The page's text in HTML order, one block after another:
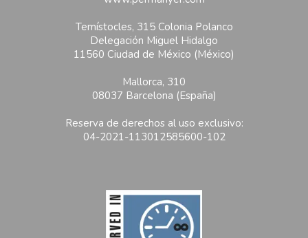
Temístocles, 315 Colonia Polanco
Delegación Miguel Hidalgo
11560 Ciudad de México (México)
Mallorca, 310
08037 Barcelona (España)
Reserva de derechos al uso exclusivo:
04-2021-113012585600-102